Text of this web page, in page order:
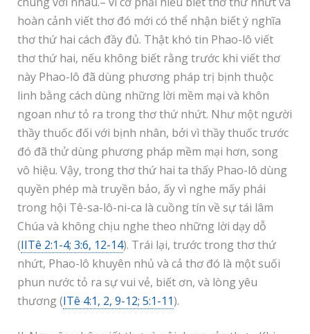
hoàn cảnh viết thơ đó mới có thể nhận biết ý nghĩa
thơ thứ hai cách đầy đủ. Thật khó tin Phao-lô viết
thơ thứ hai, nếu không biết rằng trước khi viết thơ
này Phao-lô đã dùng phương pháp trị bịnh thuộc
linh bằng cách dùng những lời mềm mại và khôn
ngoan như tỏ ra trong thơ thứ nhứt. Như một người
thầy thuốc đối với bịnh nhân, bởi vì thầy thuốc trước
đó đã thử dùng phương pháp mềm mại hơn, song
vô hiệu. Vậy, trong thơ thứ hai ta thấy Phao-lô dùng
quyền phép mà truyền bảo, ấy vì nghe mấy phái
trong hội Tê-sa-lô-ni-ca là cuồng tín về sự tái lâm
Chúa và không chịu nghe theo những lời dạy dỗ
(IITê 2:1-4; 3:6, 12-14). Trái lại, trước trong thơ thứ
nhứt, Phao-lô khuyên nhủ và cả thơ đó là một suối
phun nước tỏ ra sự vui vẻ, biết ơn, và lòng yêu
thương (ITê 4:1, 2, 9-12; 5:1-11).